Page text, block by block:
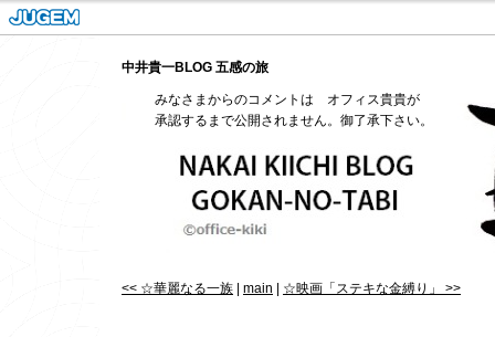
中井貴一BLOG 五感の旅
みなさまからのコメントは オフィス貴貴が
承認するまで公開されません。御了承下さい。
<< ☆華麗なる一族 main ☆映画「ステキな金縛り」 >>